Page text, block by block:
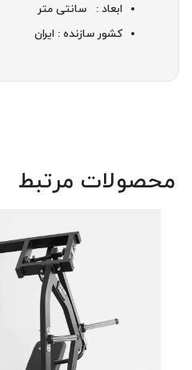
ابعاد : سانتی متر
کشور سازنده : ایران
محصولات مرتبط